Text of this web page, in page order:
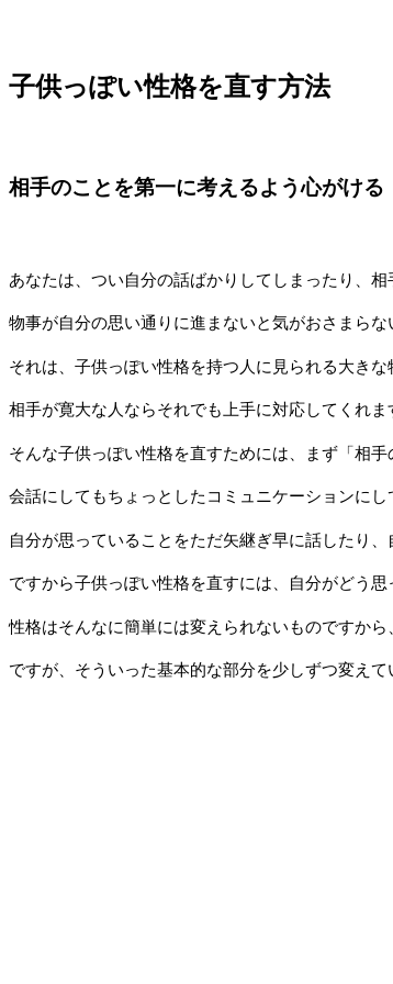
子供っぽい性格を直す方法
相手のことを第一に考えるよう心がける
あなたは、つい自分の話ばかりしてしまったり、
物事が自分の思い通りに進まないと気がおさまらな
それは、子供っぽい性格を持つ人に見られる大きな
相手が寛大な人ならそれでも上手に対応してくれ
そんな子供っぽい性格を直すためには、まず「相
会話にしてもちょっとしたコミュニケーションに
自分が思っていることをただ矢継ぎ早に話したり
ですから子供っぽい性格を直すには、自分がどう
性格はそんなに簡単には変えられないものですから
ですが、そういった基本的な部分を少しずつ変えて